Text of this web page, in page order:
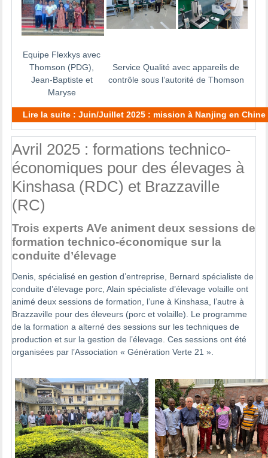
Equipe Flexkys avec
Thomson (PDG),
Jean-Baptiste et
Maryse
Service Qualité avec appareils de
contrôle sous l’autorité de Thomson
Lire la suite : Juin/Juillet 2025 : mission à Nanjing en Chine
Avril 2025 : formations technico-
économiques pour des élevages à
Kinshasa (RDC) et Brazzaville
(RC)
Trois experts AVe animent deux sessions de
formation technico-économique sur la
conduite d’élevage
Denis, spécialisé en gestion d’entreprise, Bernard spécialiste de
conduite d’élevage porc, Alain spécialiste d’élevage volaille ont
animé deux sessions de formation, l’une à Kinshasa, l’autre à
Brazzaville pour des éleveurs (porc et volaille). Le programme
de la formation a alterné des sessions sur les techniques de
production et sur la gestion de l’élevage. Ces sessions ont été
organisées par l’Association « Génération Verte 21 ».